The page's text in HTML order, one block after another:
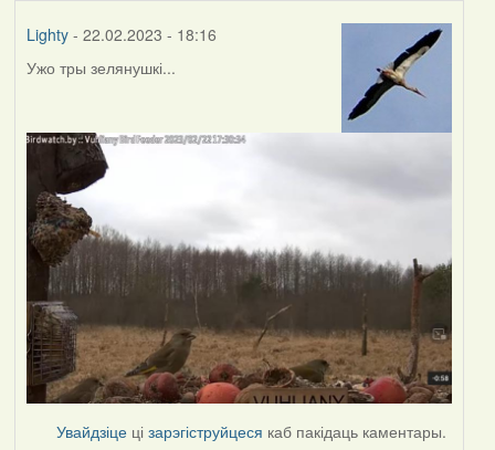
Lighty- 22.02.2023 - 18:16
Ужо тры зелянушкі...
Увайдзіце цізарэгіструйцеся каб пакідаць каментары.